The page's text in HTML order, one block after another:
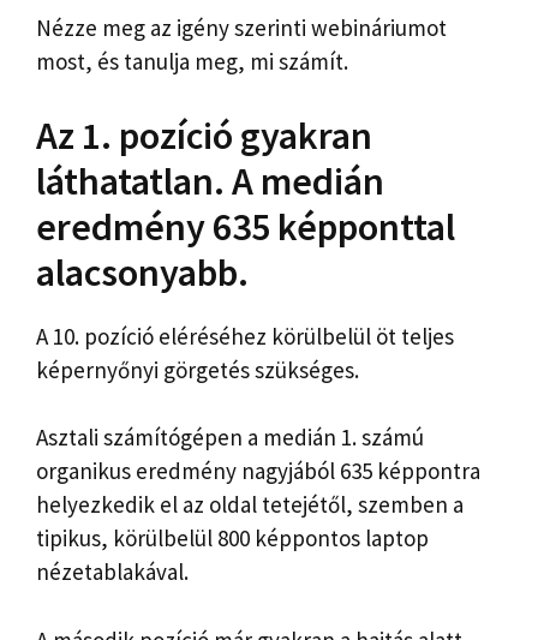
Nézze meg az igény szerinti webináriumot
most, és tanulja meg, mi számít.
Az 1. pozíció gyakran
láthatatlan. A medián
eredmény 635 képponttal
alacsonyabb.
A 10. pozíció eléréséhez körülbelül öt teljes
képernyőnyi görgetés szükséges.
Asztali számítógépen a medián 1. számú
organikus eredmény nagyjából 635 képpontra
helyezkedik el az oldal tetejétől, szemben a
tipikus, körülbelül 800 képpontos laptop
nézetablakával.